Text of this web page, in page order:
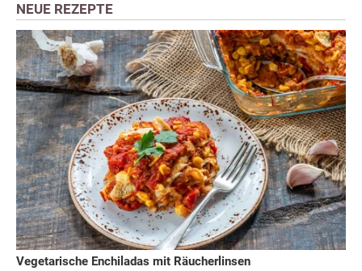
NEUE REZEPTE
Vegetarische Enchiladas mit Räucherlinsen